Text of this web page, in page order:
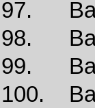
97.
98.
99.
100.